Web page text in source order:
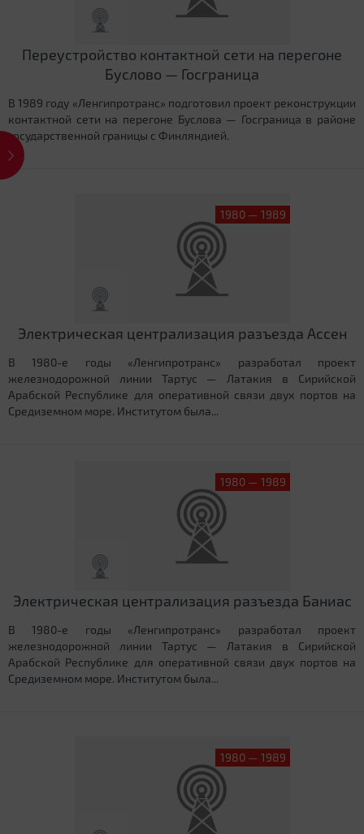
Переустройство контактной сети на перегоне
Буслово — Госграница
В 1989 году «Ленгипротранс» подготовил проект реконструкции
контактной сети на перегоне Буслова — Госграница в районе
государственной границы с Финляндией.
1980 — 1989
Электрическая централизация разъезда Ассен
В 1980-е годы «Ленгипротранс» разработал проект
железнодорожной линии Тартус — Латакия в Сирийской
Арабской Республике для оперативной связи двух портов на
Средиземном море. Институтом была...
1980 — 1989
Электрическая централизация разъезда Баниас
В 1980-е годы «Ленгипротранс» разработал проект
железнодорожной линии Тартус — Латакия в Сирийской
Арабской Республике для оперативной связи двух портов на
Средиземном море. Институтом была...
1980 — 1989